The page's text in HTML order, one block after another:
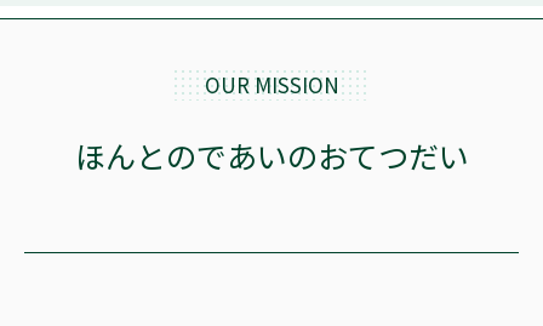
OUR MISSION
ほんとのであいのおてつだい